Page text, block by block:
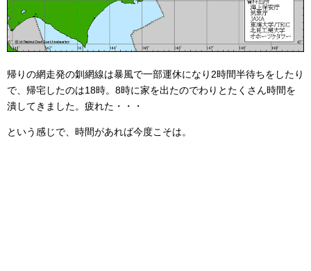
帰りの網走発の釧網線は暴風で一部運休になり2時間半待ちをしたり
で、帰宅したのは18時。8時に家を出たのでわりとたくさん時間を
潰してきました。疲れた・・・
という感じで、時間があれば今度こそは。